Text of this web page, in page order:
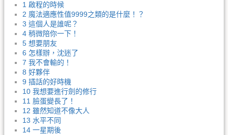
1 啟程的時候
2 魔法適應性值9999之類的是什麼！？
3 這個人是誰呢？
4 稍微陪你一下！
5 想要朋友
6 怎樣辦，沈迷了
7 我不會輸的！
8 好夥伴
9 插話的好時機
10 我想要進行劍的修行
11 臉蛋變長了！
12 雖然知道不像大人
13 水平不同
14 一星期後